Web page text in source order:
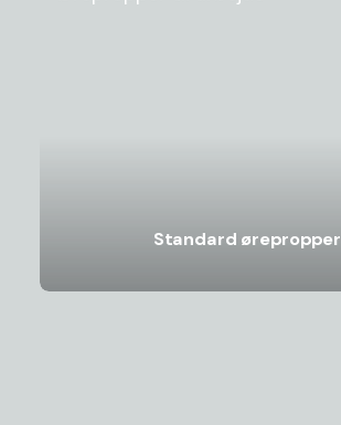
Standard ørepropper